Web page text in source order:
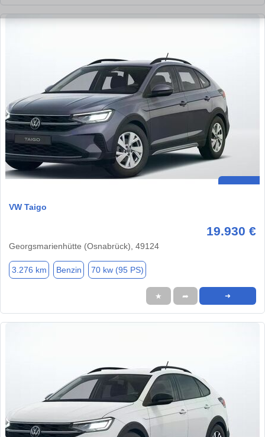
VW Taigo
19.930 €
Georgsmarienhütte (Osnabrück), 49124
3.276 km Benzin 70 kw (95 PS)
★ ➦ ➜